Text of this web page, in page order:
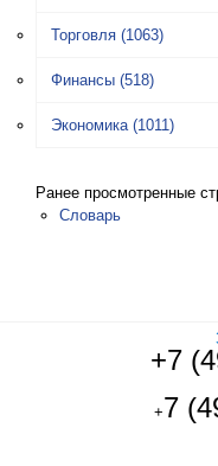
Торговля (1063)
Финансы (518)
Экономика (1011)
Ранее просмотренные
Словарь
+7
+7